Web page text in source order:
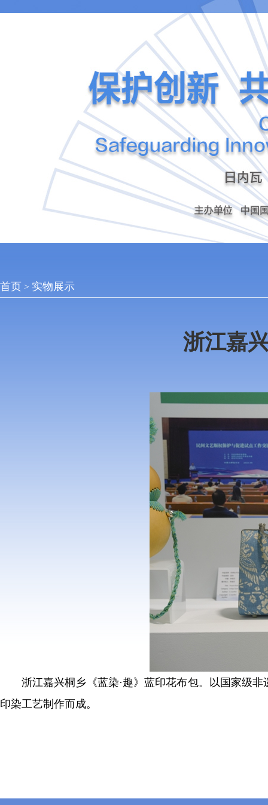
首页 > 实物展示
浙江嘉
浙江嘉兴桐乡《蓝染·趣》蓝印花布包。以国家级
印染工艺制作而成。